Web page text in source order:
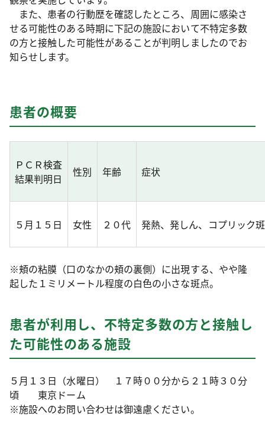
また、患者の行動歴を確認したところ、周囲に感染さ
せる可能性のある時期に下記の施設において不特定多数
の方と接触した可能性があることが判明しましたのでお
知らせします。
患者の概要
ＰＣＲ検査
結果判明日
性別 年齢 症状
５月１５日 女性 ２０代 発熱、発しん、コプリック
※頬の粘膜（口のなかの頬の裏側）に出現する、やや隆
起した１ミリメートル程度の白色の小さな斑点。
患者が利用し、不特定多数の方と接触し
た可能性のある施設
５月１３日（水曜日） １７時００分から２１時３０分
頃 東京ドーム
※施設へのお問い合わせは御遠慮ください。